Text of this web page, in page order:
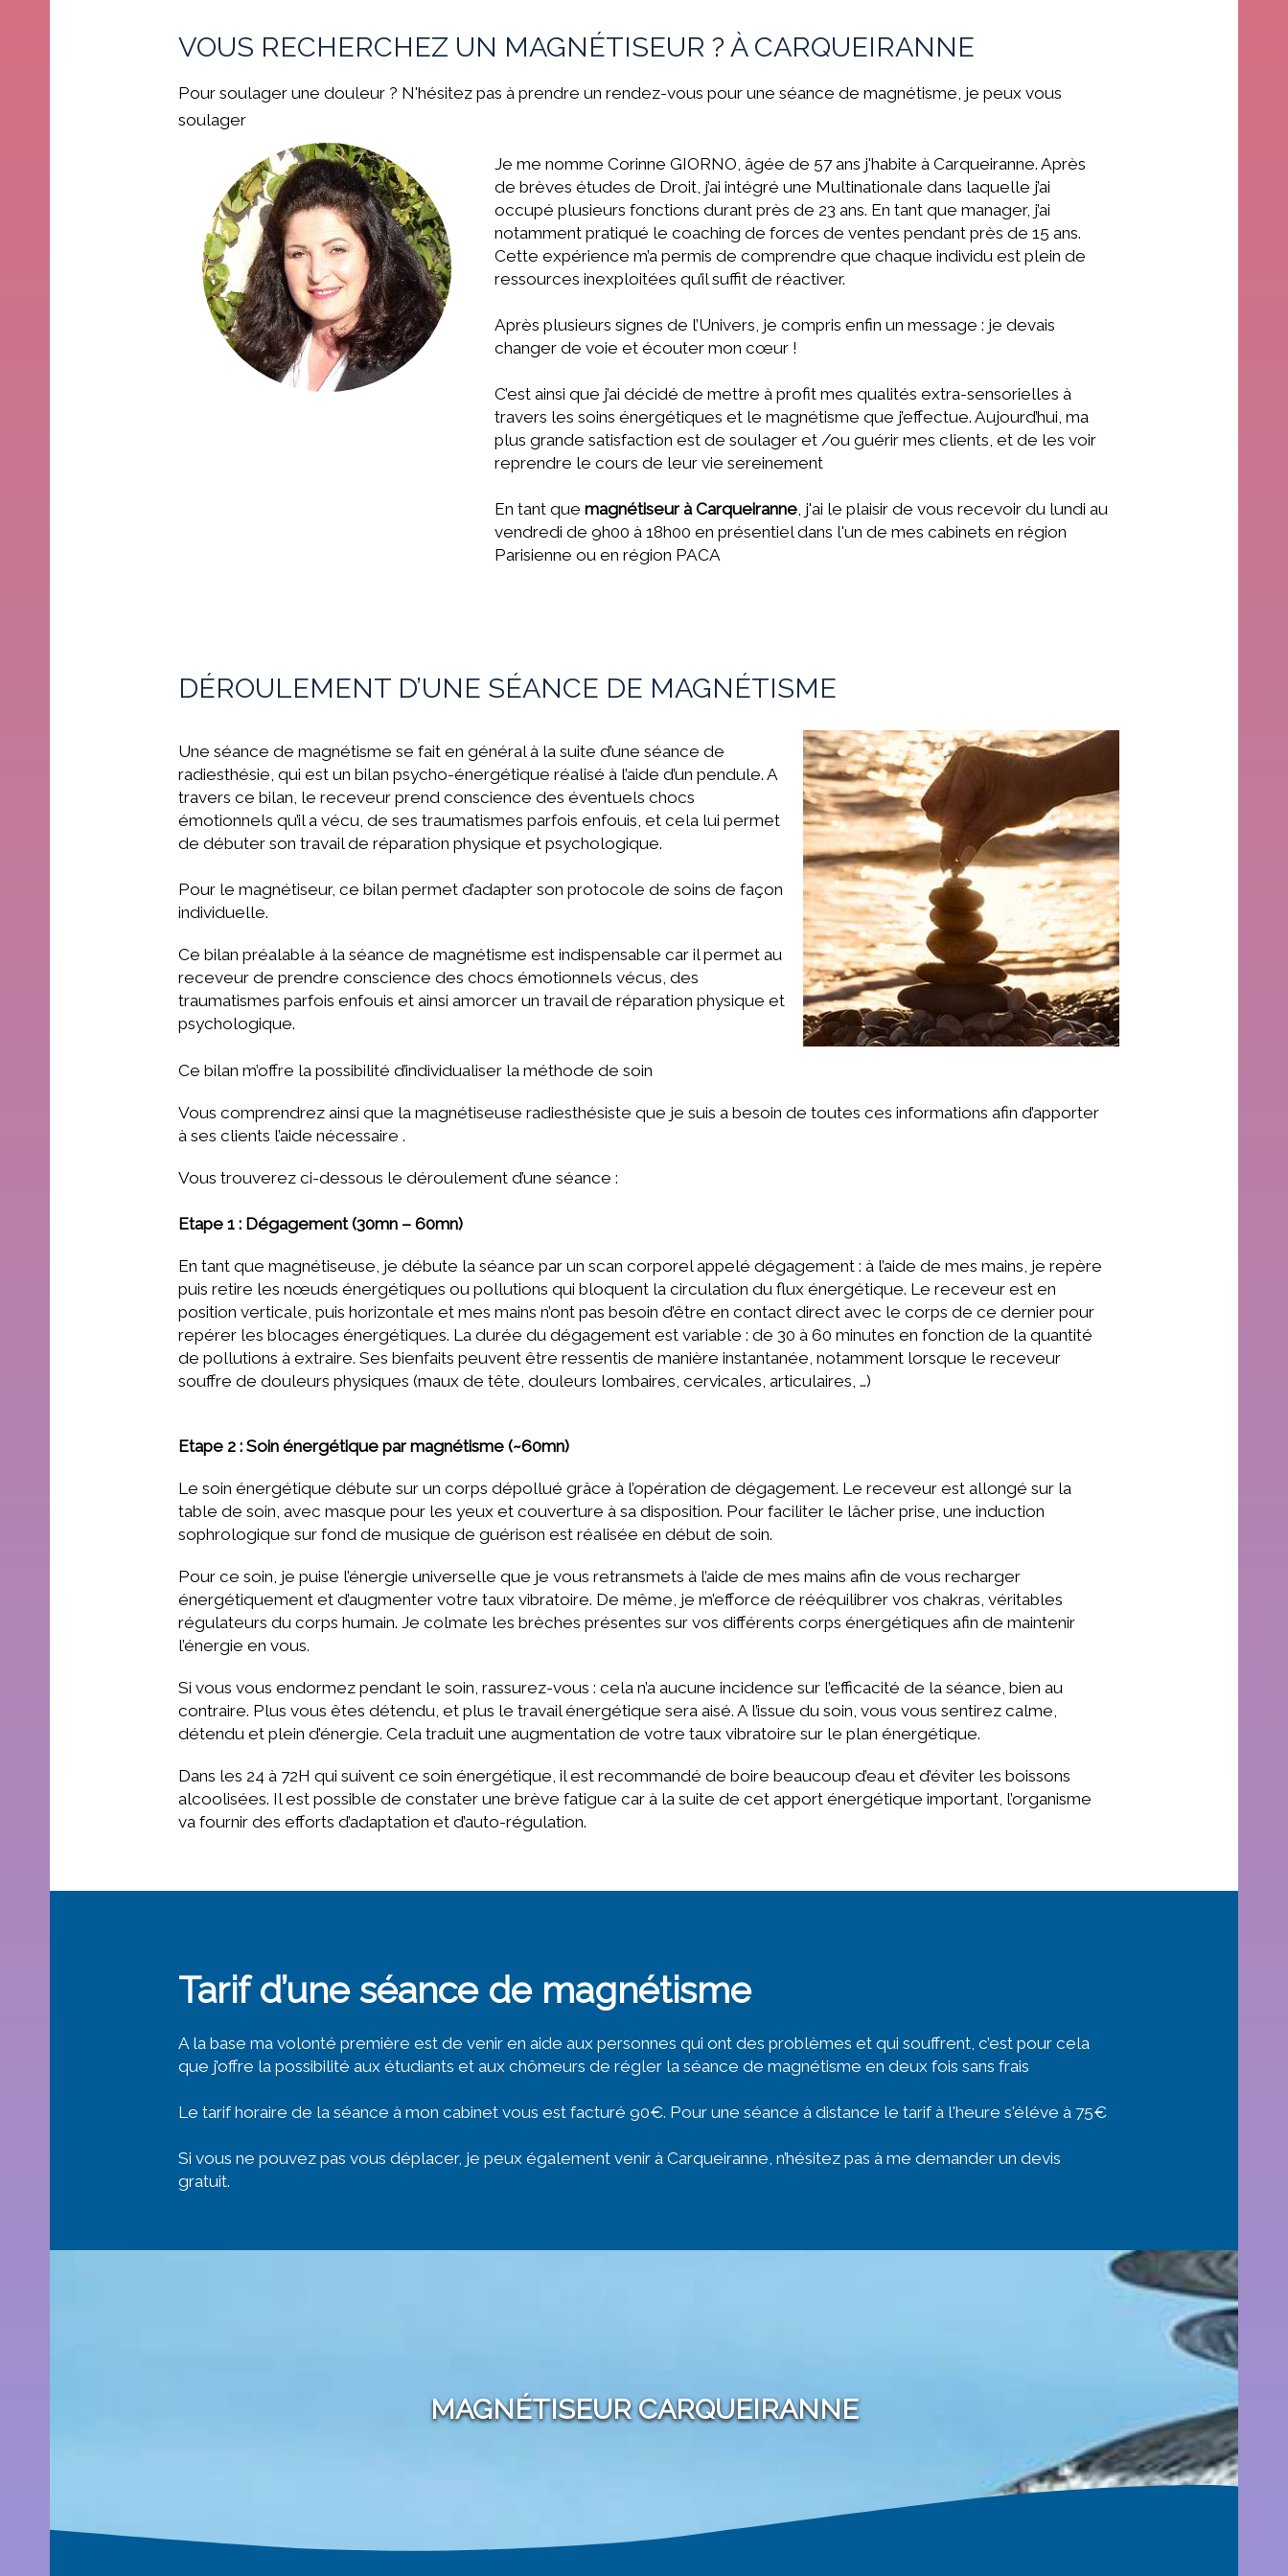
VOUS RECHERCHEZ UN MAGNÉTISEUR ? À CARQUEIRANNE
Pour soulager une douleur ? N'hésitez pas à prendre un rendez-vous pour une séance de magnétisme, je peux vous
soulager
Je me nomme Corinne GIORNO, âgée de 57 ans j'habite à Carqueiranne. Après
de brèves études de Droit, j’ai intégré une Multinationale dans laquelle j’ai
occupé plusieurs fonctions durant près de 23 ans. En tant que manager, j’ai
notamment pratiqué le coaching de forces de ventes pendant près de 15 ans.
Cette expérience m’a permis de comprendre que chaque individu est plein de
ressources inexploitées qu’il suffit de réactiver.
Après plusieurs signes de l’Univers, je compris enfin un message : je devais
changer de voie et écouter mon cœur !
C’est ainsi que j’ai décidé de mettre à profit mes qualités extra-sensorielles à
travers les soins énergétiques et le magnétisme que j’effectue. Aujourd’hui, ma
plus grande satisfaction est de soulager et /ou guérir mes clients, et de les voir
reprendre le cours de leur vie sereinement
En tant quemagnétiseur à Carqueiranne, j'ai le plaisir de vous recevoir du lundi au
vendredi de 9h00 à 18h00 en présentiel dans l'un de mes cabinets en région
Parisienne ou en région PACA
DÉROULEMENT D’UNE SÉANCE DE MAGNÉTISME
Une séance de magnétisme se fait en général à la suite d’une séance de
radiesthésie, qui est un bilan psycho-énergétique réalisé à l’aide d’un pendule. A
travers ce bilan, le receveur prend conscience des éventuels chocs
émotionnels qu’il a vécu, de ses traumatismes parfois enfouis, et cela lui permet
de débuter son travail de réparation physique et psychologique.
Pour le magnétiseur, ce bilan permet d’adapter son protocole de soins de façon
individuelle.
Ce bilan préalable à la séance de magnétisme est indispensable car il permet au
receveur de prendre conscience des chocs émotionnels vécus, des
traumatismes parfois enfouis et ainsi amorcer un travail de réparation physique et
psychologique.
Ce bilan m’offre la possibilité d’individualiser la méthode de soin
Vous comprendrez ainsi que la magnétiseuse radiesthésiste que je suis a besoin de toutes ces informations afin d’apporter
à ses clients l’aide nécessaire .
Vous trouverez ci-dessous le déroulement d’une séance :
Etape 1 : Dégagement (30mn – 60mn)
En tant que magnétiseuse, je débute la séance par un scan corporel appelé dégagement : à l’aide de mes mains, je repère
puis retire les nœuds énergétiques ou pollutions qui bloquent la circulation du flux énergétique. Le receveur est en
position verticale, puis horizontale et mes mains n’ont pas besoin d’être en contact direct avec le corps de ce dernier pour
repérer les blocages énergétiques. La durée du dégagement est variable : de 30 à 60 minutes en fonction de la quantité
de pollutions à extraire. Ses bienfaits peuvent être ressentis de manière instantanée, notamment lorsque le receveur
souffre de douleurs physiques (maux de tête, douleurs lombaires, cervicales, articulaires, …)
Etape 2 : Soin énergétique par magnétisme (~60mn)
Le soin énergétique débute sur un corps dépollué grâce à l’opération de dégagement. Le receveur est allongé sur la
table de soin, avec masque pour les yeux et couverture à sa disposition. Pour faciliter le lâcher prise, une induction
sophrologique sur fond de musique de guérison est réalisée en début de soin.
Pour ce soin, je puise l’énergie universelle que je vous retransmets à l’aide de mes mains afin de vous recharger
énergétiquement et d’augmenter votre taux vibratoire. De même, je m’efforce de rééquilibrer vos chakras, véritables
régulateurs du corps humain. Je colmate les brèches présentes sur vos différents corps énergétiques afin de maintenir
l’énergie en vous.
Si vous vous endormez pendant le soin, rassurez-vous : cela n’a aucune incidence sur l’efficacité de la séance, bien au
contraire. Plus vous êtes détendu, et plus le travail énergétique sera aisé. A l’issue du soin, vous vous sentirez calme,
détendu et plein d’énergie. Cela traduit une augmentation de votre taux vibratoire sur le plan énergétique.
Dans les 24 à 72H qui suivent ce soin énergétique, il est recommandé de boire beaucoup d’eau et d’éviter les boissons
alcoolisées. Il est possible de constater une brève fatigue car à la suite de cet apport énergétique important, l’organisme
va fournir des efforts d’adaptation et d’auto-régulation.
Tarif d’une séance de magnétisme
A la base ma volonté première est de venir en aide aux personnes qui ont des problèmes et qui souffrent, c’est pour cela
que j’offre la possibilité aux étudiants et aux chômeurs de régler la séance de magnétisme en deux fois sans frais
Le tarif horaire de la séance à mon cabinet vous est facturé 90€. Pour une séance à distance le tarif à l'heure s'éléve à 75€
Si vous ne pouvez pas vous déplacer, je peux également venir à Carqueiranne, n’hésitez pas à me demander un devis
gratuit.
MAGNÉTISEUR CARQUEIRANNE